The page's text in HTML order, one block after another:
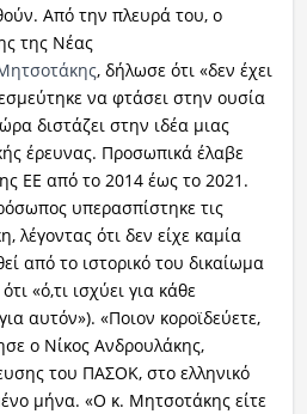
Από την πλευρά του, ο
της Νέας
, δήλωσε ότι «δεν έχει
να φτάσει στην ουσία
διστάζει στην ιδέα μιας
έρευνας. Προσωπικά έλαβε
ΕΕ από το 2014 έως το 2021.
υπερασπίστηκε τις
λέγοντας ότι δεν είχε καμία
από το ιστορικό του δικαίωμα
«ό,τι ισχύει για κάθε
αυτόν»). «Ποιον κοροϊδεύετε,
ο Νίκος Ανδρουλάκης,
του ΠΑΣΟΚ, στο ελληνικό
μήνα. «Ο κ. Μητσοτάκης είτε